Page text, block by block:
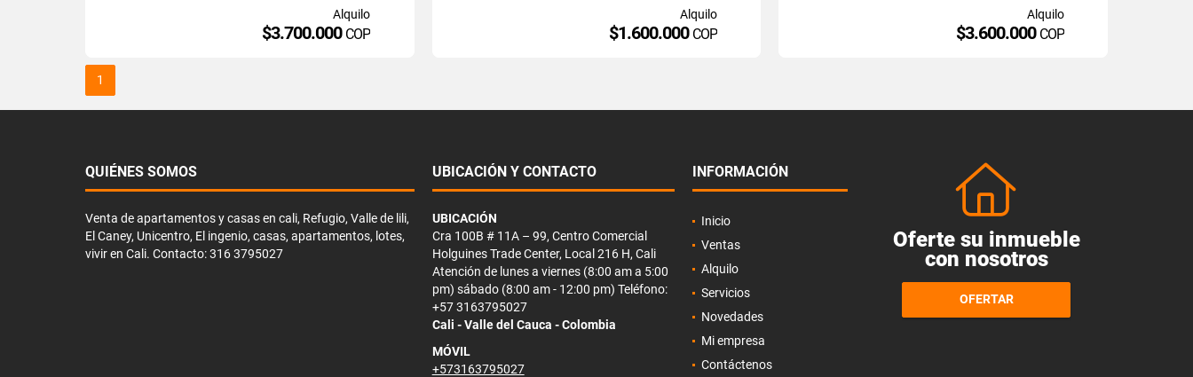
Alquilo
$3.700.000 COP
Alquilo
$1.600.000 COP
Alquilo
$3.600.000 COP
1
QUIÉNES SOMOS
Venta de apartamentos y casas en cali, Refugio, Valle de lili,
El Caney, Unicentro, El ingenio, casas, apartamentos, lotes,
vivir en Cali. Contacto: 316 3795027
UBICACIÓN Y CONTACTO
UBICACIÓN
Cra 100B # 11A – 99, Centro Comercial
Holguines Trade Center, Local 216 H, Cali
Atención de lunes a viernes (8:00 am a 5:00
pm) sábado (8:00 am - 12:00 pm) Teléfono:
+57 3163795027
Cali - Valle del Cauca - Colombia
MÓVIL
+573163795027
INFORMACIÓN
Inicio
Ventas
Alquilo
Servicios
Novedades
Mi empresa
Contáctenos
Oferte su inmueble
con nosotros
OFERTAR